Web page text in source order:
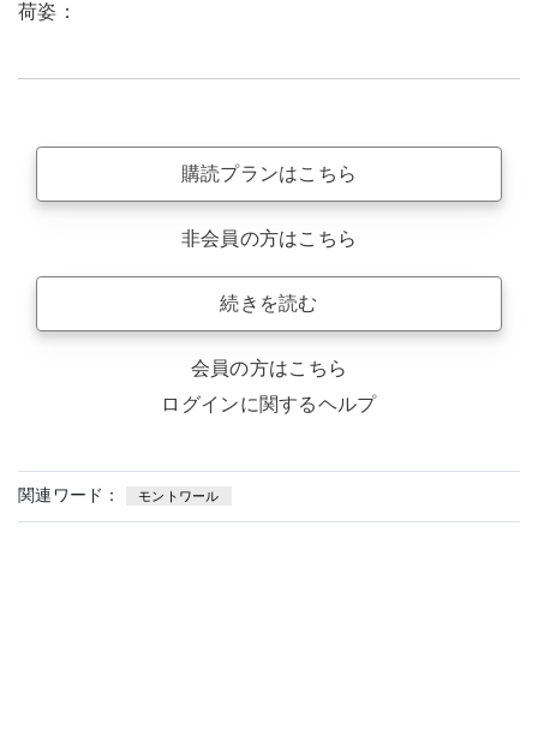
荷姿：
購読プランはこちら
非会員の方はこちら
続きを読む
会員の方はこちら
ログインに関するヘルプ
関連ワード： モントワール